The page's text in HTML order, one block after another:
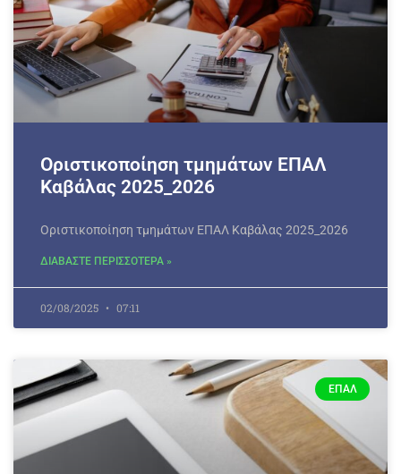
Οριστικοποίηση τμημάτων ΕΠΑΛ
Καβάλας 2025_2026
Οριστικοποίηση τμημάτων ΕΠΑΛ Καβάλας 2025_2026
ΔΙΑΒΑΣΤΕ ΠΕΡΙΣΣΟΤΕΡΑ »
02/08/2025 07:11
ΕΠΑΛ